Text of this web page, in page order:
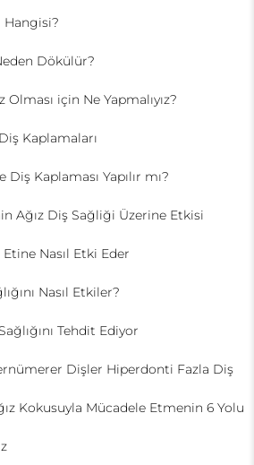
Hangisi?
Dökülür?
için Ne Yapmalıyız?
Kaplamaları
Kaplaması Yapılır mı?
Ağız Diş Sağliği Üzerine Etkisi
Nasıl Etki Eder
Nasıl Etkiler?
Tehdit Ediyor
Dişler Hiperdonti Fazla Diş
Kokusuyla Mücadele Etmenin 6 Yolu